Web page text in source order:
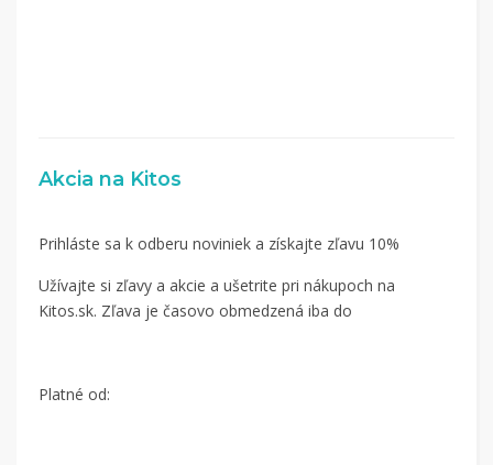
Akcia na Kitos
Prihláste sa k odberu noviniek a získajte zľavu 10%
Užívajte si zľavy a akcie a ušetrite pri nákupoch na
Kitos.sk. Zľava je časovo obmedzená iba do
Platné od: